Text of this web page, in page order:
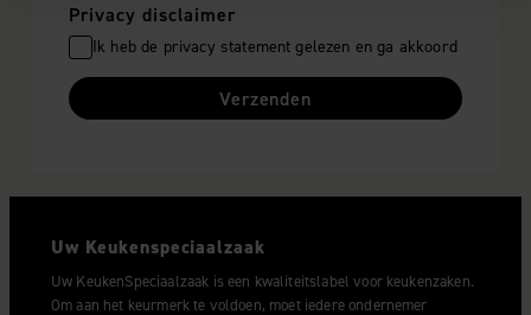
We gebruiken cookies om content en advertenties te
personaliseren, om functies voor social media te bieden
en om ons websiteverkeer te analyseren. Ook delen we
informatie over uw gebruik van onze site met onze
informatie die u aan ze heeft verstrekt of die ze hebben
Privacy disclaimer
Ik heb de privacy statement gelezen en ga akkoord
Verzenden
Uw Keukenspeciaalzaak
Uw KeukenSpeciaalzaak is een kwaliteitslabel voor keukenzaken.
Om aan het keurmerk te voldoen, moet iedere ondernemer